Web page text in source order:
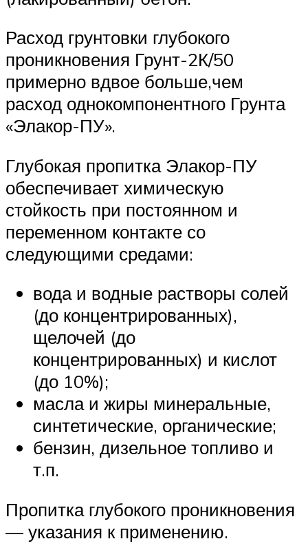
Расход грунтовки глубокого
проникновения Грунт-2К/50
примерно вдвое больше,чем
расход однокомпонентного Грунта
«Элакор-ПУ».
Глубокая пропитка Элакор-ПУ
обеспечивает химическую
стойкость при постоянном и
переменном контакте со
следующими средами:
вода и водные растворы солей
(до концентрированных),
щелочей (до
концентрированных) и кислот
(до 10%);
масла и жиры минеральные,
синтетические, органические;
бензин, дизельное топливо и
т.п.
Пропитка глубокого проникновения
— указания к применению.